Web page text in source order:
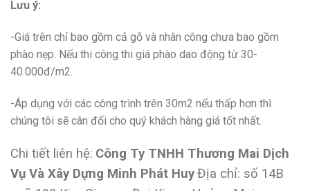
Lưu ý:
-Giá trên chỉ bao gồm cả gỗ và nhân công chưa bao gồm
phào nẹp. Nếu thi công thi giá phào dao động từ 30-
40.000đ/m2.
-Áp dụng với các công trình trên 30m2 nếu thấp hơn thì
chúng tôi sẽ cân đối cho quý khách hàng giá tốt nhất.
Chi tiết liên hệ: Công Ty TNHH Thương Mai Dịch
Vụ Và Xây Dựng Minh Phát HuyĐịa chỉ: số 14B